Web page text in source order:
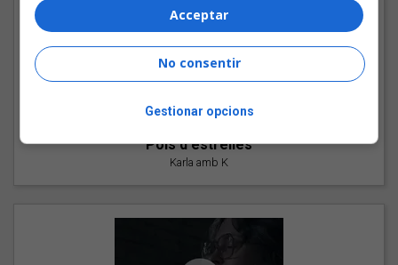
"Pols d'estrelles"
Karla amb K
Acceptar
No consentir
Gestionar opcions